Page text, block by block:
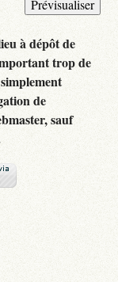
à dépôt de
trop de
de
sauf